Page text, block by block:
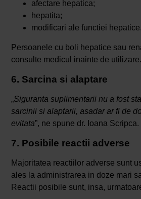
afectare hepatica;
hepatita;
modificari ale functiei hepatice.
Persoanele cu boli hepatice sau
consulte medicul inainte de utilizare.
6. Sarcina si alaptare
„Siguranta suplimentarii nu a fost
sarcinii si alaptarii, asadar ar fi de
evitata”, ne spune dr. Ioana Scripca.
7. Posibile reactii adverse
Majoritatea reactiilor adverse sunt
ales la administrarea in doze mari
Reactii posibile sunt, insa,